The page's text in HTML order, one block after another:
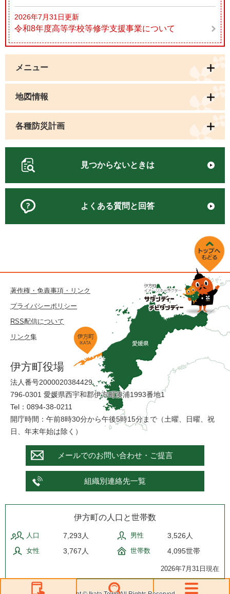
2026年7月31日更新
令和8年度高等学校等修学支援事業について
メニュー
地図情報
各種防災計画
見つからないときは
よくある質問と回答
著作権・免責事項・リンク
プライバシーポリシー
RSS配信について
リンク集
伊方町役場
法人番号2000020384429
796-0301 愛媛県西宇和郡伊方町湊浦1993番地1
Tel：0894-38-0211
開庁時間：午前8時30分から午後5時15分まで（土曜、日曜、祝
日、年末年始は除く）
メールでのお問い合わせ・ご提言
組織別連絡先一覧
伊方町の人口と世帯数
人口 7,293人 男性 3,526人
女性 3,767人 世帯数 4,095世帯
2026年7月31日現在